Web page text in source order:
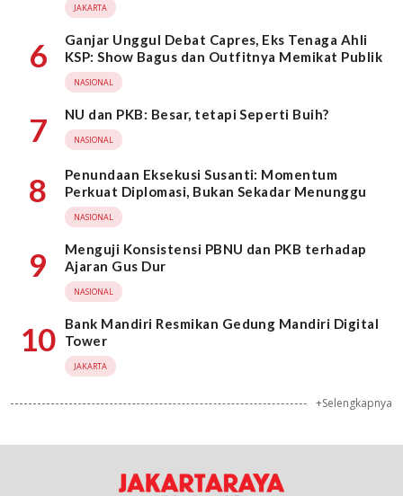
JAKARTA
6
Ganjar Unggul Debat Capres, Eks Tenaga Ahli
KSP: Show Bagus dan Outfitnya Memikat Publik
NASIONAL
7 NU dan PKB: Besar, tetapi Seperti Buih?
NASIONAL
8
Penundaan Eksekusi Susanti: Momentum
Perkuat Diplomasi, Bukan Sekadar Menunggu
NASIONAL
9
Menguji Konsistensi PBNU dan PKB terhadap
Ajaran Gus Dur
NASIONAL
10
Bank Mandiri Resmikan Gedung Mandiri Digital
Tower
JAKARTA
+Selengkapnya